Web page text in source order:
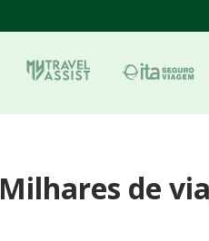
Milhares de